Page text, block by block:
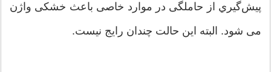
پيش‌گيري از حاملگی در موارد خاصی باعث خشکی واژن
می شود. البته این حالت چندان رایج نیست.